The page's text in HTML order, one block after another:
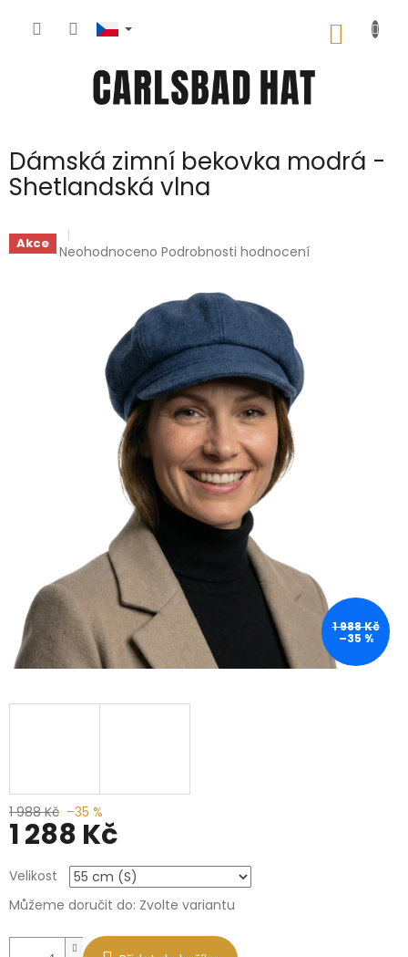
Dámská zimní bekovka modrá -
Shetlandská vlna
Akce Průměrné
hvězdiček.
Neohodnoceno Podrobnosti hodnocení
1 988 Kč
–35 %
1 988 Kč –35 %
1 288 Kč
cena:
Velikost
Můžeme doručit do: Zvolte variantu